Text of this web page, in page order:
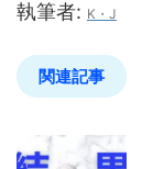
執筆者: K・J
関連記事